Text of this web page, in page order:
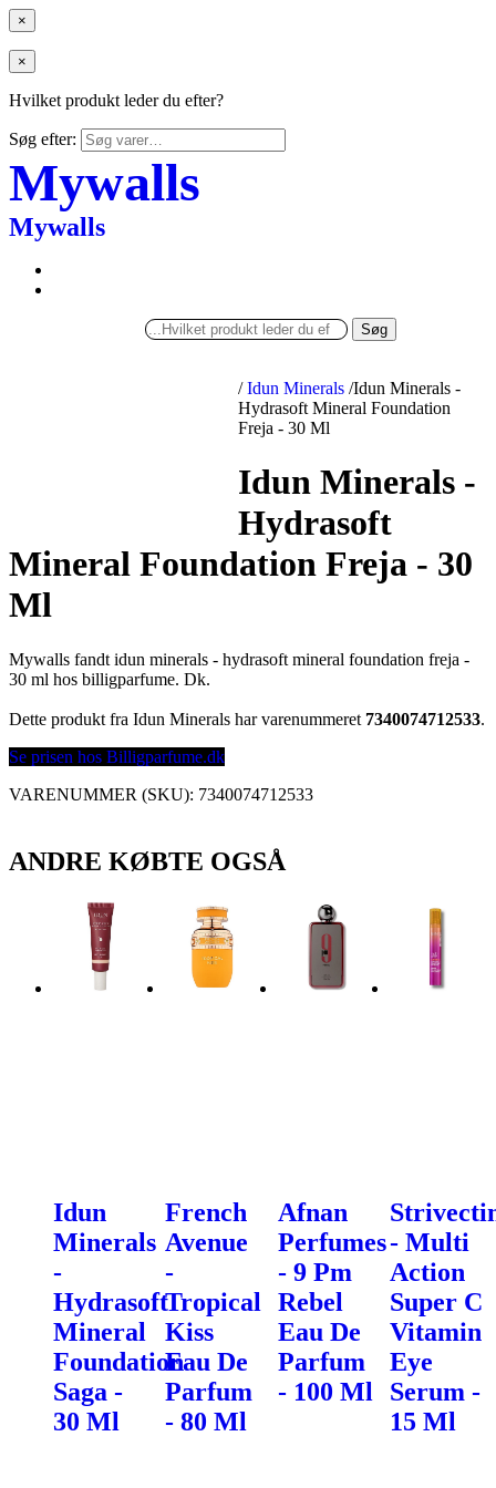
×
×
Hvilket produkt leder du efter?
Søg efter:
Mywalls
Mywalls
Søg
/ Idun Minerals /Idun Minerals -
Hydrasoft Mineral Foundation
Freja - 30 Ml
Idun Minerals -
Hydrasoft
Mineral Foundation Freja - 30
Ml
Mywalls fandt idun minerals - hydrasoft mineral foundation freja -
30 ml hos billigparfume. Dk.
Dette produkt fra Idun Minerals har varenummeret 7340074712533.
Se prisen hos Billigparfume.dk
VARENUMMER (SKU): 7340074712533
ANDRE KØBTE OGSÅ
Idun
Minerals
-
Hydrasoft
Mineral
Foundation
Saga -
30 Ml
French
Avenue
-
Tropical
Kiss
Eau De
Parfum
- 80 Ml
Afnan
Perfumes
- 9 Pm
Rebel
Eau De
Parfum
- 100 Ml
- Multi
Action
Super C
Vitamin
Eye
Serum -
15 Ml